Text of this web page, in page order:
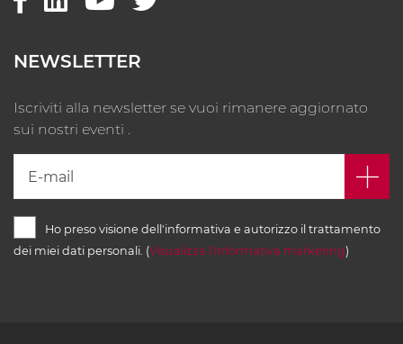
NEWSLETTER
Iscriviti alla newsletter se vuoi rimanere aggiornato
sui nostri eventi .
Ho preso visione dell'informativa e autorizzo il trattamento
dei miei dati personali. (Visualizza l'informativa marketing)